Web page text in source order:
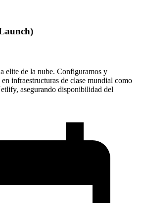
elite de la nube. Configuramos y
infraestructuras de clase mundial como
asegurando disponibilidad del